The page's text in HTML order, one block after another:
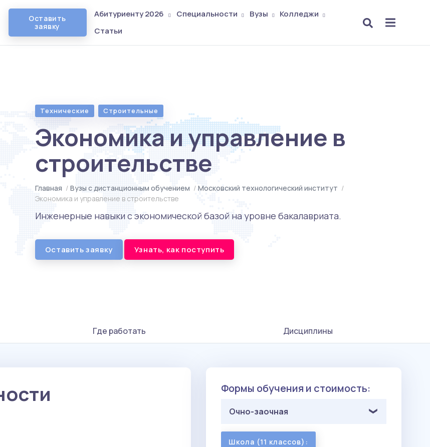
Оставить
заявку
Абитуриенту 2026 Специальности Вузы
Колледжи
Статьи
Технические Строительные
Экономика и управление в
строительстве
Главная / Вузы с дистанционным обучением / Московский технологический институт /
Экономика и управление в строительстве
Инженерные навыки с экономической базой на уровне бакалавриата.
Оставить заявку Узнать, как поступить
Где работать Дисциплины
Формы обучения и стоимость:
Очно-заочная
Школа (11 классов):